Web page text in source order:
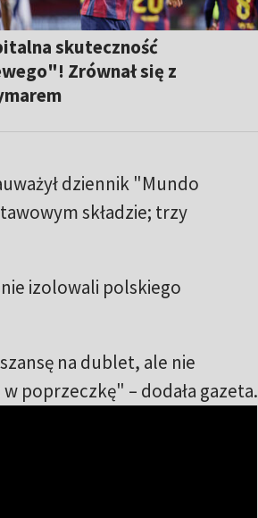
skuteczność
Zrównał się z
dziennik "Mundo
składzie; trzy
izolowali polskiego
na dublet, ale nie
poprzeczkę" – dodała gazeta.